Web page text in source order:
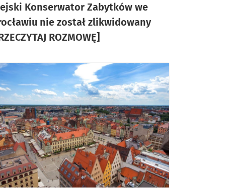
Konserwator Zabytków we
nie został zlikwidowany
ROZMOWĘ]